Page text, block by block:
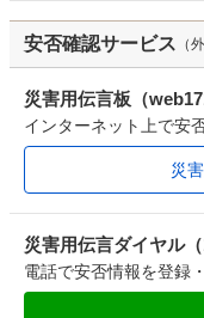
安否確認サービス （
災害用伝言板（
インターネット上で安
災
災害用伝言ダイヤル（
電話で安否情報を登録